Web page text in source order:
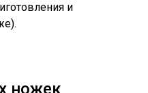
и
ножек